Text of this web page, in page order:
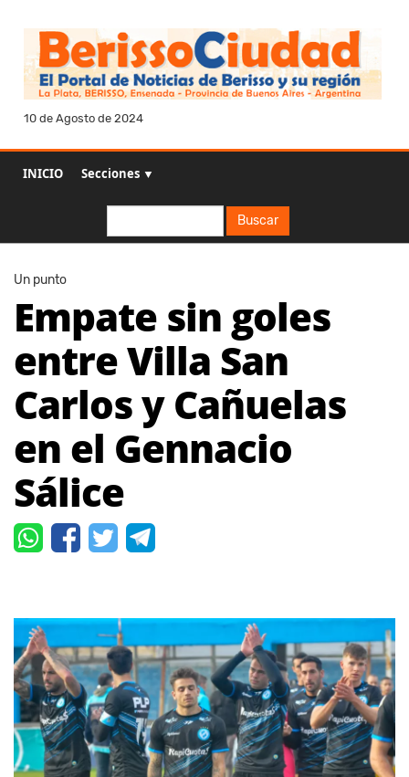
10 de Agosto de 2024
INICIO Secciones ▼
Buscar
Un punto
Empate sin goles
entre Villa San
Carlos y Cañuelas
en el Gennacio
Sálice